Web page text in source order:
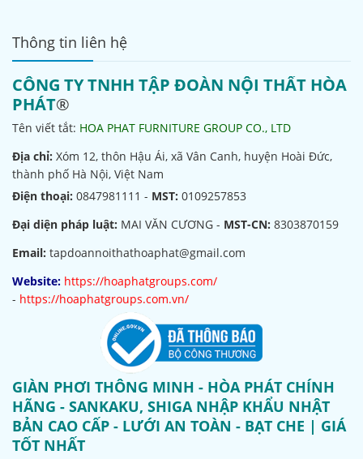
Thông tin liên hệ
CÔNG TY TNHH TẬP ĐOÀN NỘI THẤT HÒA
PHÁT®
Tên viết tắt: HOA PHAT FURNITURE GROUP CO., LTD
Địa chỉ: Xóm 12, thôn Hậu Ái, xã Vân Canh, huyện Hoài Đức,
thành phố Hà Nội, Việt Nam
Điện thoại: 0847981111 - MST: 0109257853
Đại diện pháp luật: MAI VĂN CƯƠNG - MST-CN: 8303870159
Email: tapdoannoithathoaphat@gmail.com
Website: https://hoaphatgroups.com/
- https://hoaphatgroups.com.vn/
GIÀN PHƠI THÔNG MINH - HÒA PHÁT CHÍNH
HÃNG - SANKAKU, SHIGA NHẬP KHẨU NHẬT
BẢN CAO CẤP - LƯỚI AN TOÀN - BẠT CHE | GIÁ
TỐT NHẤT